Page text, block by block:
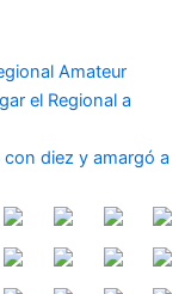
Amateur
el Regional a
diez y amargó a